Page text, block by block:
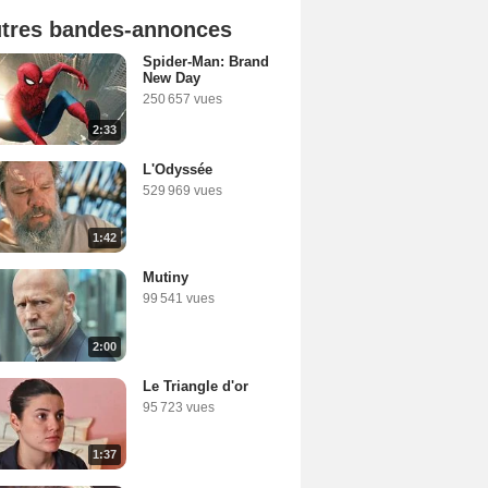
bandes-annonces
2:33
Spider-Man: Brand
New Day
250 657 vues
1:42
L'Odyssée
529 969 vues
2:00
Mutiny
99 541 vues
1:37
Le Triangle d'or
95 723 vues